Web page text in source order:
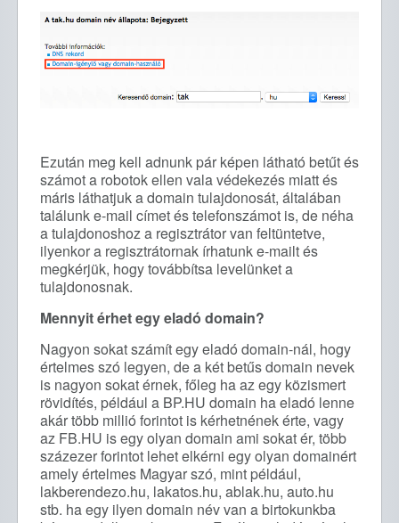
Ezután meg kell adnunk pár képen látható betűt és
számot a robotok ellen vala védekezés miatt és
máris láthatjuk a domain tulajdonosát, általában
találunk e-mail címet és telefonszámot is, de néha
a tulajdonoshoz a regisztrátor van feltüntetve,
ilyenkor a regisztrátornak írhatunk e-mailt és
megkérjük, hogy továbbítsa levelünket a
tulajdonosnak.
Mennyit érhet egy eladó domain?
Nagyon sokat számít egy eladó domain-nál, hogy
értelmes szó legyen, de a két betűs domain nevek
is nagyon sokat érnek, főleg ha az egy közismert
rövidítés, például a BP.HU domain ha eladó lenne
akár több millió forintot is kérhetnének érte, vagy
az FB.HU is egy olyan domain ami sokat ér, több
százezer forintot lehet elkérni egy olyan domainért
amely értelmes Magyar szó, mint például,
lakberendezo.hu, lakatos.hu, ablak.hu, auto.hu
stb. ha egy ilyen domain név van a birtokunkba